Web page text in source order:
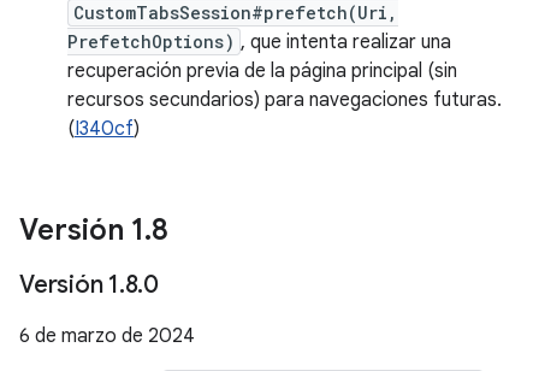
CustomTabsSession#prefetch(Uri,
PrefetchOptions) , que intenta realizar una
recuperación previa de la página principal (sin
recursos secundarios) para navegaciones futuras.
(I340cf)
Versión 1.8
Versión 1.8.0
6 de marzo de 2024